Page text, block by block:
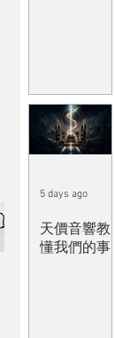
天價音響教
懂我們的事
5 days ago